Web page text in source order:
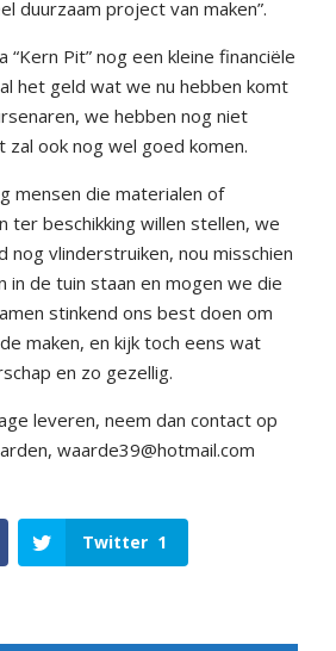
duurzaam project van maken”.
Pit” nog een kleine financiële
het geld wat we nu hebben komt
we hebben nog niet
zal ook nog wel goed komen.
mensen die materialen of
ter beschikking willen stellen, we
nog vlinderstruiken, nou misschien
in de tuin staan en mogen we die
stinkend ons best doen om
maken, en kijk toch eens wat
en zo gezellig.
leveren, neem dan contact op
waarde39@hotmail.com
Twitter 1